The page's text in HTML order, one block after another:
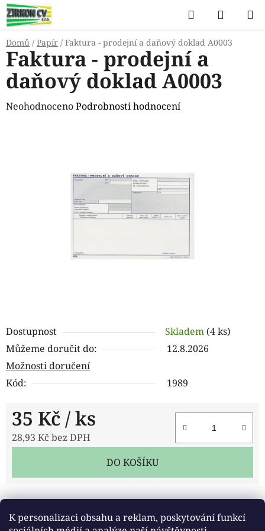
K personalizaci obsahu a reklam, poskytování funkcí
Přejít
na
obsah
Hledat
KOŠÍK
Domů / Papír / Faktura - prodejní a daňový doklad A0003
Dostupnost Skladem (4 ks)
Můžeme doručit do:
12.8.2026
Možnosti doručení
Kód:
1989
35 Kč / ks
28,93 Kč bez DPH
DO KOŠÍKU
Faktura - prodejní a
daňový doklad A0003
Průměrné
NeohodnocenoPodrobnosti hodnocení